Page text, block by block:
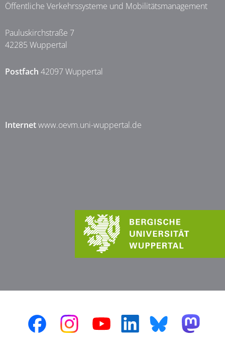
Öffentliche Verkehrssysteme und Mobilitätsmanagement
Pauluskirchstraße 7
42285 Wuppertal
Postfach 42097 Wuppertal
Internetwww.oevm.uni-wuppertal.de